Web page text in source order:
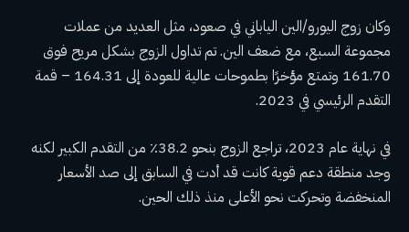
وكان زوج اليورو/الين الياباني في صعود، مثل العديد من عملات
مجموعة السبع، مع ضعف الين. تم تداول الزوج بشكل مريح فوق
161.70 وتمتع مؤخرًا بطموحات عالية للعودة إلى 164.31 – قمة
التقدم الرئيسي في 2023.
في نهاية عام 2023، تراجع الزوج بنحو 38.2٪ من التقدم الكبير لكنه
وجد منطقة دعم قوية كانت قد أدت في السابق إلى صد الأسعار
المنخفضة وتحركت نحو الأعلى منذ ذلك الحين.